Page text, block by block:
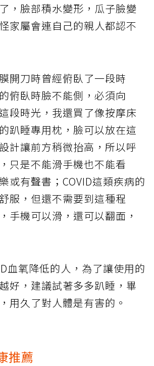
，臉部積水變形，瓜子臉變
家屬會連自己的親人都認不
開刀時曾經俯臥了一段時
俯臥時臉不能側，必須向
段時光，我還買了像按摩床
趴睡專用枕，臉可以放在這
計讓前方稍微抬高，所以呼
只是不能滑手機也不能看
或有聲書；COVID這類疾病的
服，但還不需要到這種程
手機可以滑，還可以翻面，
血氧降低的人，為了讓使用的
好，建議試著多多趴睡，畢
用久了對人體是有害的。
推薦